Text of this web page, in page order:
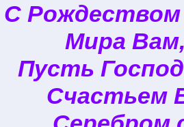
С
Мира
Пусть
Счастьем